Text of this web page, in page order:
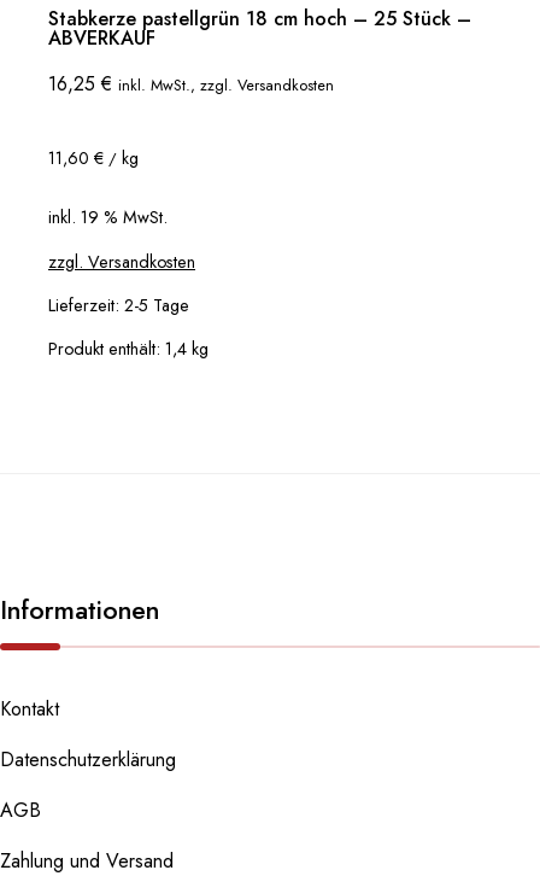
Stabkerze pastellgrün 18 cm hoch – 25 Stück –
ABVERKAUF
16,25€ inkl. MwSt., zzgl. Versandkosten
11,60 € / kg
inkl. 19 % MwSt.
zzgl. Versandkosten
Lieferzeit: 2-5 Tage
Produkt enthält: 1,4 kg
Informationen
Kontakt
Datenschutzerklärung
AGB
Zahlung und Versand